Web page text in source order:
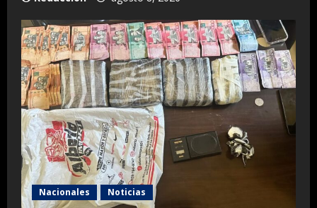
Nacionales Noticias